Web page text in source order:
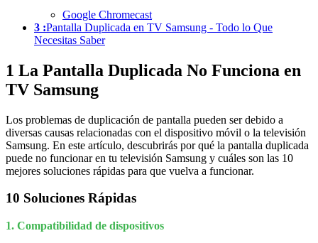
Google Chromecast
3 :Pantalla Duplicada en TV Samsung - Todo lo Que
Necesitas Saber
1 La Pantalla Duplicada No Funciona en
TV Samsung
Los problemas de duplicación de pantalla pueden ser debido a
diversas causas relacionadas con el dispositivo móvil o la televisión
Samsung. En este artículo, descubrirás por qué la pantalla duplicada
puede no funcionar en tu televisión Samsung y cuáles son las 10
mejores soluciones rápidas para que vuelva a funcionar.
10 Soluciones Rápidas
1. Compatibilidad de dispositivos